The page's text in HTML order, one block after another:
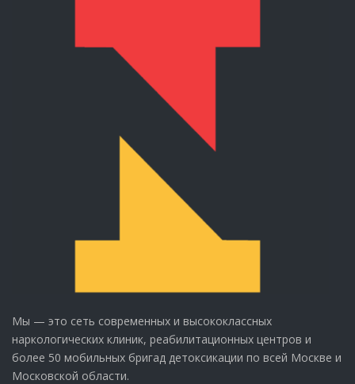
Мы — это сеть современных и высококлассных
наркологических клиник, реабилитационных центров и
более 50 мобильных бригад детоксикации по всей Москве и
Московской области.